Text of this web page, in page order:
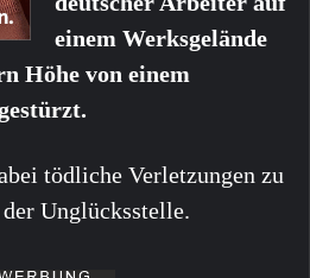
einem Werksgelände
Höhe von einem
tödliche Verletzungen zu
Unglücksstelle.